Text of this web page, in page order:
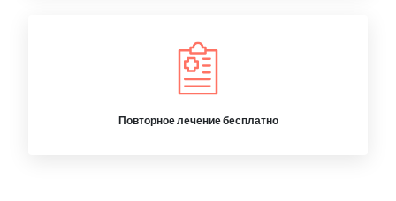
Повторное лечение бесплатно